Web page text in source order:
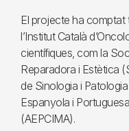
El projecte ha comptat
l’Institut Català
científiques, com la
Reparadora i Estètica
de Sinologia i
Espanyola i
(AEPCIMA).